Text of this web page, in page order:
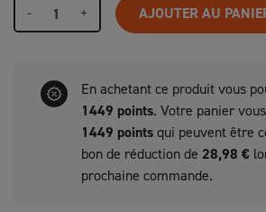
- + AJOUTER AU
En achetant ce produit vous
1449 points. Votre panier
1449 pointsqui peuvent être
bon de réduction de 28,98 €
prochaine commande.